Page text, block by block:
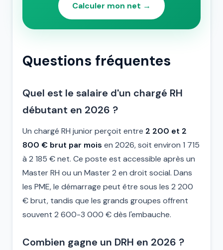
Calculer mon net →
Questions fréquentes
Quel est le salaire d'un chargé RH
débutant en 2026 ?
Un chargé RH junior perçoit entre 2 200 et 2
800 € brut par mois en 2026, soit environ 1 715
à 2 185 € net. Ce poste est accessible après un
Master RH ou un Master 2 en droit social. Dans
les PME, le démarrage peut être sous les 2 200
€ brut, tandis que les grands groupes offrent
souvent 2 600-3 000 € dès l'embauche.
Combien gagne un DRH en 2026 ?